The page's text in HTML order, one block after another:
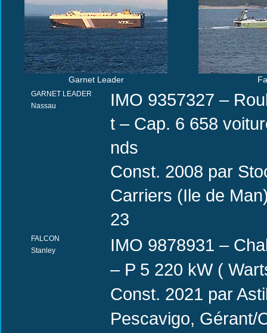
Garnet Leader
GARNET LEADER
Nassau
IMO 9357327 –
t – Cap. 6 658
nds
Const. 2008 par
Carriers (Ile de
23
FALCON
Stanley
IMO 9878931 –
– P 5 220 kW (
Const. 2021 par
Pescavigo, Gérant/